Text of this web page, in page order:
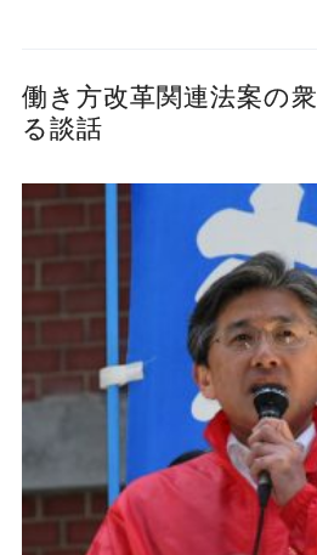
働き方改革関連法案の
る談話